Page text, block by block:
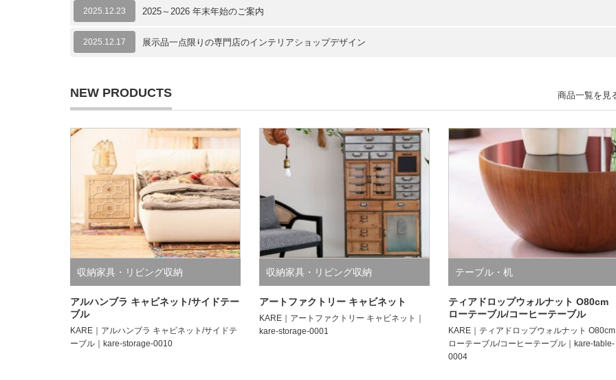
2025.12.23 2025～2026 年末年始のご案内
2025.12.17 展示品一点限りの専門店のインテリアショップデザイン
NEW PRODUCTS
収納家具・リビング収納
アルハンブラ キャビネット/サイドテー
ブル
KARE｜アルハンブラ キャビネット/サイドテ
ーブル｜kare-storage-0010
収納家具・リビング収納
アートファクトリー キャビネット
KARE｜アートファクトリー キャビネット｜
kare-storage-0001
テーブル・机
ティアドロップウォルナット O80cm
ローテーブル/コーヒーテーブル
KARE｜ティアドロップウォルナット O80cm
ローテーブル/コーヒーテーブル｜kare-table-
0004
商品一覧を見